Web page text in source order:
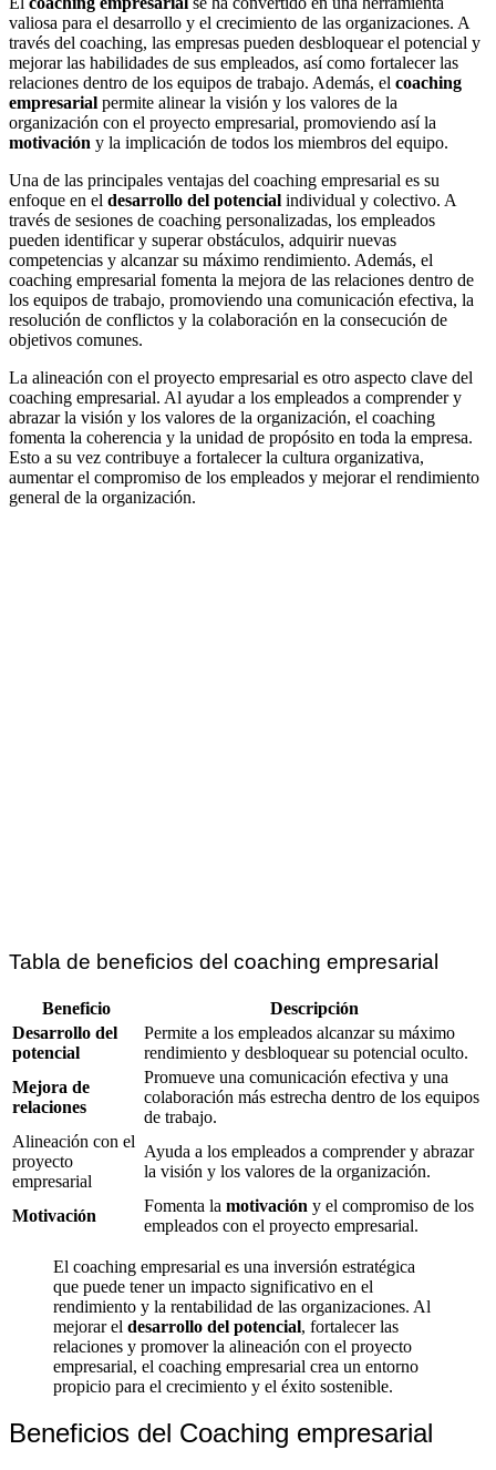
valiosa para el desarrollo y el crecimiento de las organizaciones. A
través del coaching, las empresas pueden desbloquear el potencial y
mejorar las habilidades de sus empleados, así como fortalecer las
relaciones dentro de los equipos de trabajo. Además, el coaching
empresarial permite alinear la visión y los valores de la
organización con el proyecto empresarial, promoviendo así la
motivación y la implicación de todos los miembros del equipo.
Una de las principales ventajas del coaching empresarial es su
enfoque en el desarrollo del potencial individual y colectivo. A
través de sesiones de coaching personalizadas, los empleados
pueden identificar y superar obstáculos, adquirir nuevas
competencias y alcanzar su máximo rendimiento. Además, el
coaching empresarial fomenta la mejora de las relaciones dentro de
los equipos de trabajo, promoviendo una comunicación efectiva, la
resolución de conflictos y la colaboración en la consecución de
objetivos comunes.
La alineación con el proyecto empresarial es otro aspecto clave del
coaching empresarial. Al ayudar a los empleados a comprender y
abrazar la visión y los valores de la organización, el coaching
fomenta la coherencia y la unidad de propósito en toda la empresa.
Esto a su vez contribuye a fortalecer la cultura organizativa,
aumentar el compromiso de los empleados y mejorar el rendimiento
general de la organización.
Tabla de beneficios del coaching empresarial
Beneficio
Descripción
Desarrollo del
potencial
Permite a los empleados alcanzar su máximo
rendimiento y desbloquear su potencial oculto.
Mejora de
relaciones
Promueve una comunicación efectiva y una
colaboración más estrecha dentro de los equipos
de trabajo.
Alineación con el
proyecto
empresarial
Ayuda a los empleados a comprender y abrazar
la visión y los valores de la organización.
Motivación
Fomenta la motivación y el compromiso de los
empleados con el proyecto empresarial.
El coaching empresarial es una inversión estratégica
que puede tener un impacto significativo en el
rendimiento y la rentabilidad de las organizaciones. Al
mejorar el desarrollo del potencial, fortalecer las
relaciones y promover la alineación con el proyecto
empresarial, el coaching empresarial crea un entorno
propicio para el crecimiento y el éxito sostenible.
Beneficios del Coaching empresarial